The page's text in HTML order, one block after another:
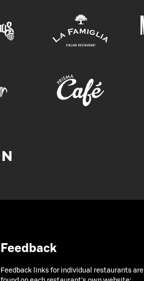
Feedback
Feedback links for individual restaurants are